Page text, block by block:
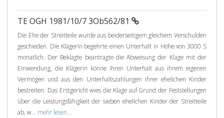
TE OGH 1981/10/7 3Ob562/81
Die Ehe der Streitteile wurde aus beiderseitigem gleichem Verschulden
geschieden. Die Klägerin begehrte einen Unterhalt in Höhe von 3000 S
monatlich. Der Beklagte beantragte die Abweisung der Klage mit der
Einwendung, die Klägerin könne ihren Unterhalt aus ihrem eigenen
Vermögen und aus den Unterhaltszahlungen ihrer ehelichen Kinder
bestreiten. Das Erstgericht wies die Klage auf Grund der Feststellungen
über die Leistungsfähigkeit der sieben ehelichen Kinder der Streitteile
ab, w... mehr lesen...